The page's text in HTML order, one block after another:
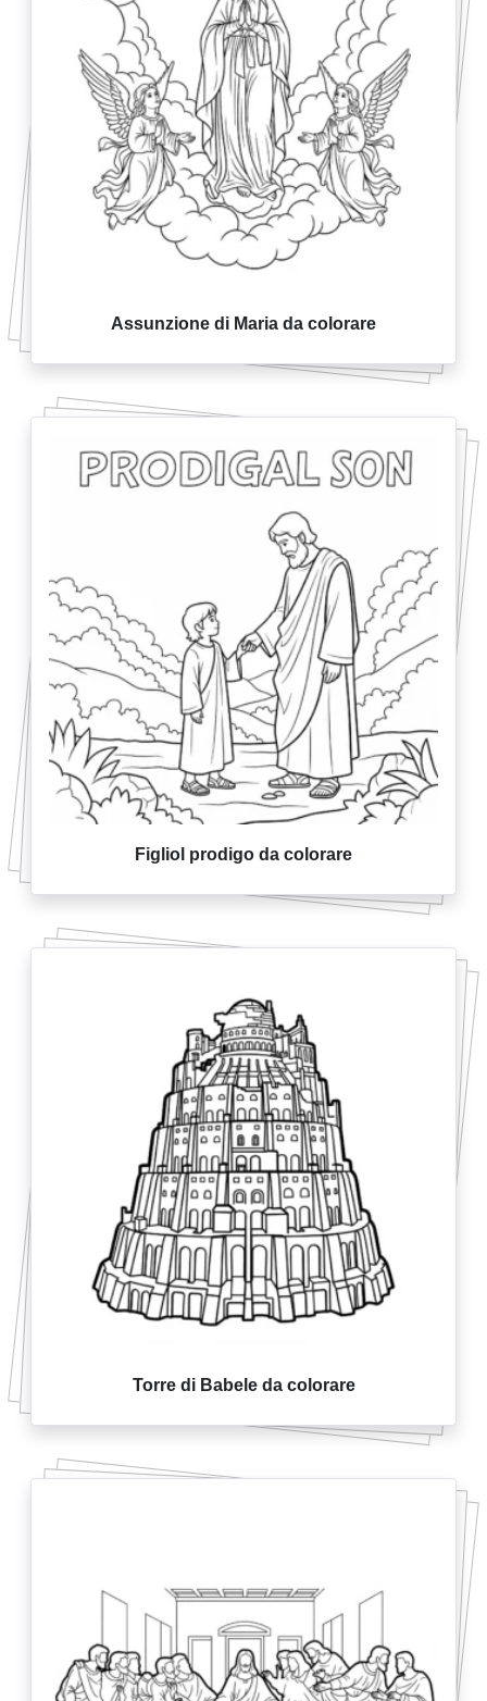
Assunzione di Maria da colorare
Figliol prodigo da colorare
Torre di Babele da colorare